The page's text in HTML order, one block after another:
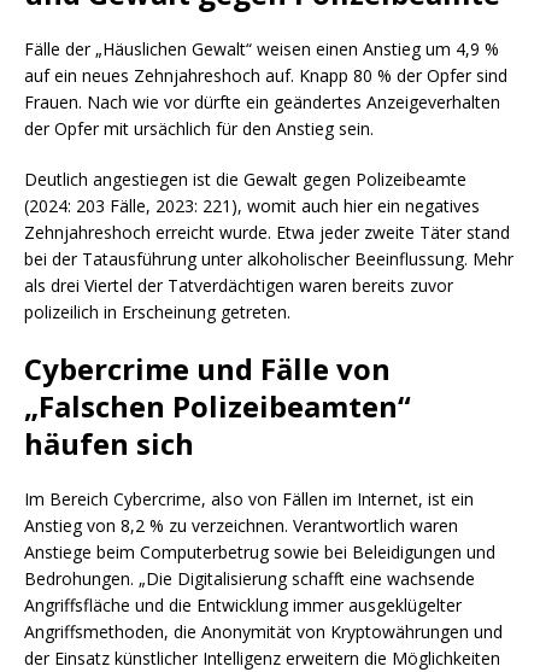
Fälle der „Häuslichen Gewalt“ weisen einen Anstieg um 4,9 %
auf ein neues Zehnjahreshoch auf. Knapp 80 % der Opfer sind
Frauen. Nach wie vor dürfte ein geändertes Anzeigeverhalten
der Opfer mit ursächlich für den Anstieg sein.
Deutlich angestiegen ist die Gewalt gegen Polizeibeamte
(2024: 203 Fälle, 2023: 221), womit auch hier ein negatives
Zehnjahreshoch erreicht wurde. Etwa jeder zweite Täter stand
bei der Tatausführung unter alkoholischer Beeinflussung. Mehr
als drei Viertel der Tatverdächtigen waren bereits zuvor
polizeilich in Erscheinung getreten.
Cybercrime und Fälle von
„Falschen Polizeibeamten“
häufen sich
Im Bereich Cybercrime, also von Fällen im Internet, ist ein
Anstieg von 8,2 % zu verzeichnen. Verantwortlich waren
Anstiege beim Computerbetrug sowie bei Beleidigungen und
Bedrohungen. „Die Digitalisierung schafft eine wachsende
Angriffsfläche und die Entwicklung immer ausgeklügelter
Angriffsmethoden, die Anonymität von Kryptowährungen und
der Einsatz künstlicher Intelligenz erweitern die Möglichkeiten